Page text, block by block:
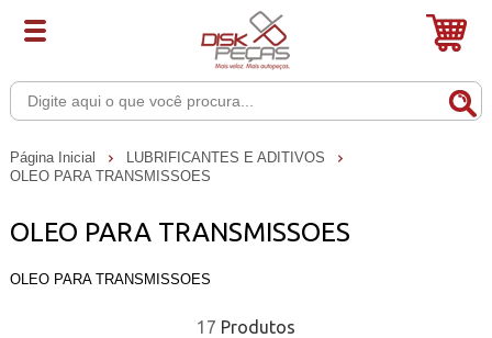
Página Inicial
LUBRIFICANTES E ADITIVOS
OLEO PARA TRANSMISSOES
OLEO PARA TRANSMISSOES
OLEO PARA TRANSMISSOES
17